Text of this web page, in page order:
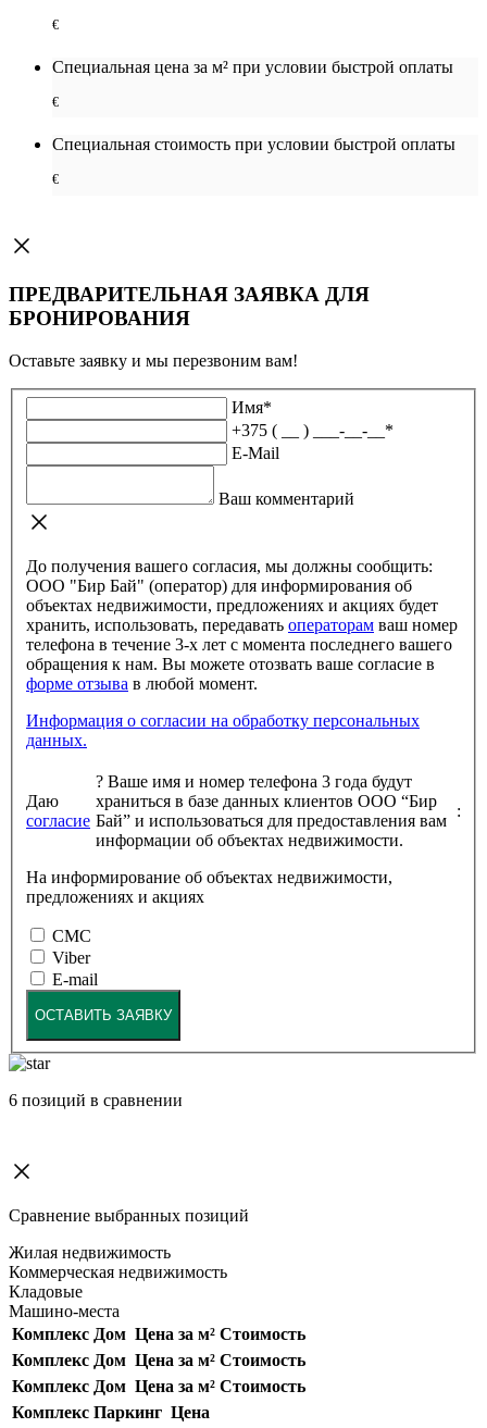
€
Специальная цена за м² при условии быстрой оплаты
€
Специальная cтоимость при условии быстрой оплаты
€
ПРЕДВАРИТЕЛЬНАЯ ЗАЯВКА ДЛЯ
БРОНИРОВАНИЯ
Оставьте заявку и мы перезвоним вам!
Имя*
+375 ( __ ) ___-__-__ *
E-Mail
Ваш комментарий
До получения вашего согласия, мы должны сообщить:
ООО "Бир Бай" (оператор) для информирования об
объектах недвижимости, предложениях и акциях будет
хранить, использовать, передавать операторам
телефона в течение 3-х лет с момента последнего вашего
обращения к нам. Вы можете отозвать ваше согласие в
форме отзыва
в любой момент.
Информация о согласии на обработку персональных
данных.
Даю
согласие
? Ваше имя и номер телефона 3 года будут
храниться в базе данных клиентов ООО “Бир
Бай” и использоваться для предоставления вам
информации об объектах недвижимости.
:
На информирование об объектах недвижимости,
предложениях и акциях
СМС
Viber
E-mail
ОСТАВИТЬ ЗАЯВКУ
6 позиций в сравнении
Сравнение выбранных позиций
Жилая недвижимость
Коммерческая недвижимость
Кладовые
Машино-места
Комплекс Дом Цена за м² Стоимость
Комплекс Дом Цена за м² Стоимость
Комплекс Дом Цена за м² Стоимость
Комплекс Паркинг Цена